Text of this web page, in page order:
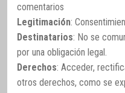
comentarios
Legitimación:
Destinatarios: No se
por una obligación legal.
Derechos: Acceder,
otros derechos, como se